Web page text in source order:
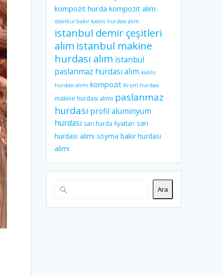
kompozit hurda kompozit alım
istanbul bakır kablo hurdası alım
istanbul demir çeşitleri
alım istanbul makine
hurdası alım istanbul
paslanmaz hurdası alım kablo
hurdası alımı kompozit Krom hurdası
makine hurdası alımı paslanmaz
hurdası profil alüminyum
hurdası sarı hurda fiyatları sarı
hurdası alımı soyma bakır hurdası
alımı
Ara